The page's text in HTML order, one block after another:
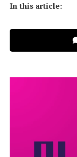
In this article: